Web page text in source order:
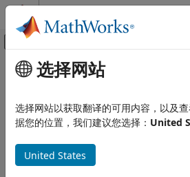
跳到内容
画布外导航菜单切换
文档主页
语言基础知识
运算符和基本运算
算术运算
主要内容
pagectranspose
按页复共轭转置
全页折叠
语法
选择网站
选择网站以获取翻译的可用内容，以及
据您的位置，我们建议您选择： United
United States